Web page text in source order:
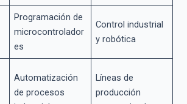
Programación de
microcontrolador
es
Control industrial
y robótica
Automatización
de procesos
Líneas de
producción